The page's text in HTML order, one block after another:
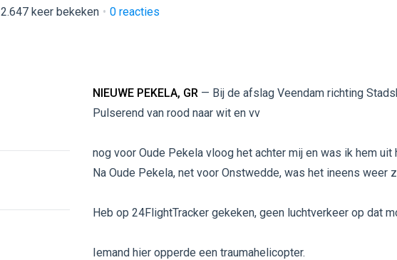
2.647 keer bekeken 0 reacties
NIEUWE PEKELA, GR — Bij de afslag Veendam richting
Pulserend van rood naar wit en vv
nog voor Oude Pekela vloog het achter mij en was ik hem uit
Na Oude Pekela, net voor Onstwedde, was het ineens weer
Heb op 24FlightTracker gekeken, geen luchtverkeer op dat
Iemand hier opperde een traumahelicopter.